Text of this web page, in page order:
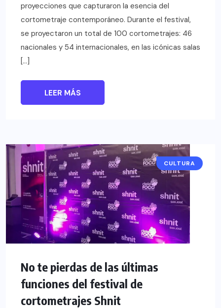
proyecciones que capturaron la esencia del
cortometraje contemporáneo. Durante el festival,
se proyectaron un total de 100 cortometrajes: 46
nacionales y 54 internacionales, en las icónicas salas
[…]
LEER MÁS
CULTURA
No te pierdas de las últimas
funciones del festival de
cortometrajes Shnit